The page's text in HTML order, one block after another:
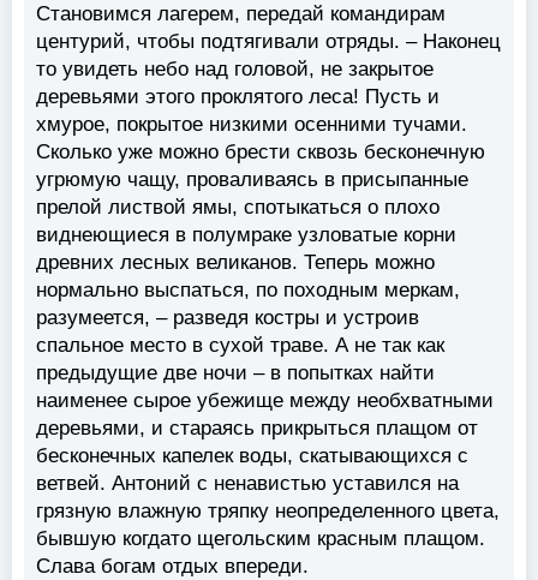
Становимся лагерем, передай командирам
центурий, чтобы подтягивали отряды. – Наконец
то увидеть небо над головой, не закрытое
деревьями этого проклятого леса! Пусть и
хмурое, покрытое низкими осенними тучами.
Сколько уже можно брести сквозь бесконечную
угрюмую чащу, проваливаясь в присыпанные
прелой листвой ямы, спотыкаться о плохо
виднеющиеся в полумраке узловатые корни
древних лесных великанов. Теперь можно
нормально выспаться, по походным меркам,
разумеется, – разведя костры и устроив
спальное место в сухой траве. А не так как
предыдущие две ночи – в попытках найти
наименее сырое убежище между необхватными
деревьями, и стараясь прикрыться плащом от
бесконечных капелек воды, скатывающихся с
ветвей. Антоний с ненавистью уставился на
грязную влажную тряпку неопределенного цвета,
бывшую когдато щегольским красным плащом.
Слава богам отдых впереди.